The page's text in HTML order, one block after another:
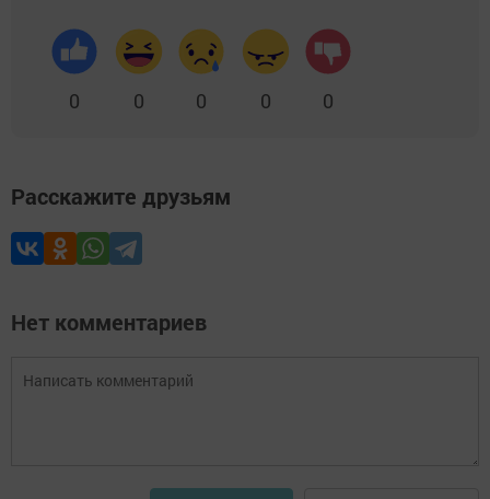
0 0 0 0 0
Расскажите друзьям
Нет комментариев